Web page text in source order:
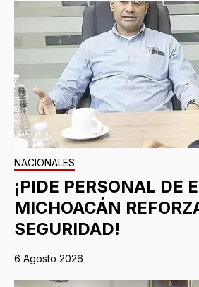
NACIONALES
¡PIDE PERSONAL DE
MICHOACÁN
SEGURIDAD!
6 Agosto 2026